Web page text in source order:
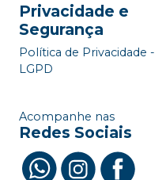
Privacidade e
Segurança
Política de Privacidade -
LGPD
Acompanhe nas
Redes Sociais